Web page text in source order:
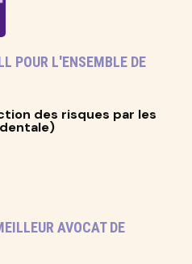
POUR L'ENSEMBLE DE
des risques par les
AVOCAT DE